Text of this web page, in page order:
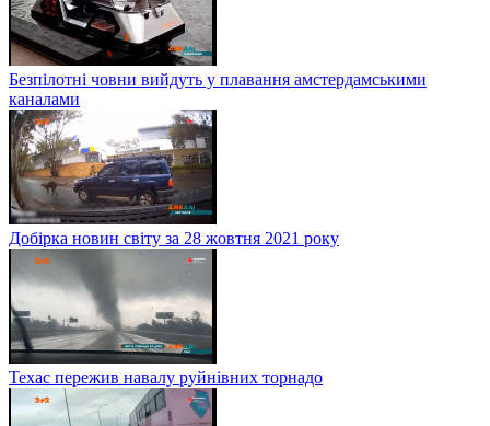
Безпілотні човни вийдуть у плавання амстердамськими
каналами
Добірка новин світу за 28 жовтня 2021 року
Техас пережив навалу руйнівних торнадо